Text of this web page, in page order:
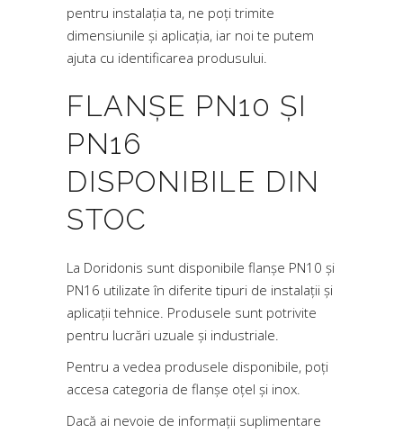
pentru instalația ta, ne poți trimite
dimensiunile și aplicația, iar noi te putem
ajuta cu identificarea produsului.
FLANȘE PN10 ȘI
PN16
DISPONIBILE DIN
STOC
La Doridonis sunt disponibile flanșe PN10 și
PN16 utilizate în diferite tipuri de instalații și
aplicații tehnice. Produsele sunt potrivite
pentru lucrări uzuale și industriale.
Pentru a vedea produsele disponibile, poți
accesa categoria de flanșe oțel și inox.
Dacă ai nevoie de informații suplimentare